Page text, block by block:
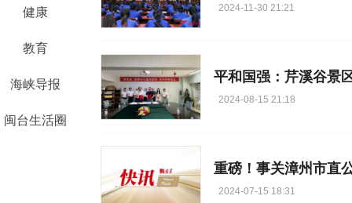
健康
教育
海峡导报
闽台生活圈
2024-11-30 21:21
2024-08-15 21:18
重磅！事关漳州市直
2024-07-15 18:31